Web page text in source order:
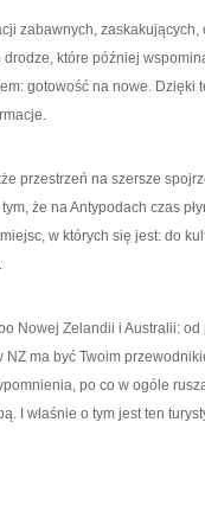
zabawnych,
które później
gotowość na nowe. Dzięki
przestrzeń na szersze
że na Antypodach czas
w których się jest: do
Nowej Zelandii i Australii:
ma być Twoim
po co w ogóle
I właśnie o tym jest ten